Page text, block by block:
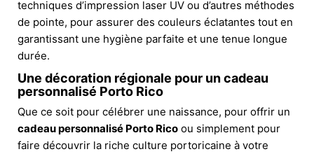
techniques d’impression laser UV ou d’autres méthodes
de pointe, pour assurer des couleurs éclatantes tout en
garantissant une hygiène parfaite et une tenue longue
durée.
Une décoration régionale pour un cadeau
personnalisé Porto Rico
Que ce soit pour célébrer une naissance, pour offrir un
cadeau personnalisé Porto Rico ou simplement pour
faire découvrir la riche culture portoricaine à votre